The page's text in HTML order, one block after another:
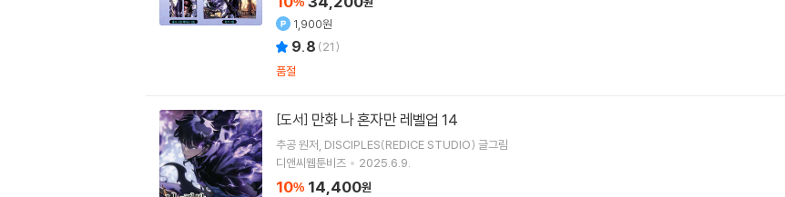
1,900원
9.8 (21)
품절
[도서] 만화 나 혼자만 레벨업 14
추공원저 DISCIPLES(REDICE STUDIO) 글그림
디앤씨웹툰비즈
2025.6.9.
10% 14,400원